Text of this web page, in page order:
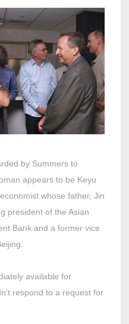
by Summers to
appears to be Keyu
whose father, Jin
president of the Asian
Bank and a former vice
available for
respond to a request for